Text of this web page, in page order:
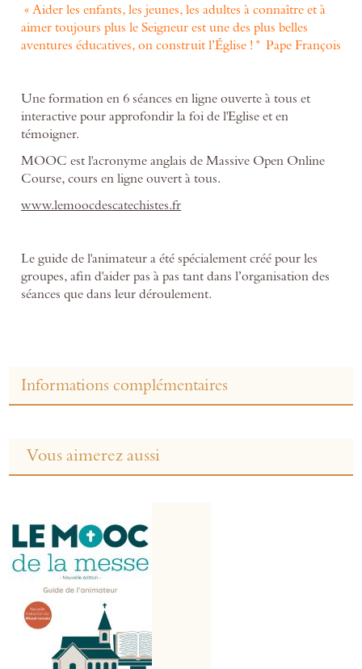
« Aider les enfants, les jeunes, les adultes à connaître et à
aimer toujours plus le Seigneur est une des plus belles
aventures éducatives, on construit l’Église ! " Pape François
Une formation en 6 séances en ligne ouverte à tous et
interactive pour approfondir la foi de l'Eglise et en
témoigner.
MOOC est l'acronyme anglais de Massive Open Online
Course, cours en ligne ouvert à tous.
www.lemoocdescatechistes.fr
Le guide de l'animateur a été spécialement créé pour les
groupes, afin d'aider pas à pas tant dans l’organisation des
séances que dans leur déroulement.
Informations complémentaires
Vous aimerez aussi